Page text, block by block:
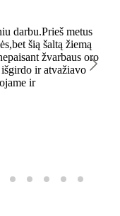
darbu.Prieš metus
šią šaltą žiemą
žvarbaus oro
ir atvažiavo
ir